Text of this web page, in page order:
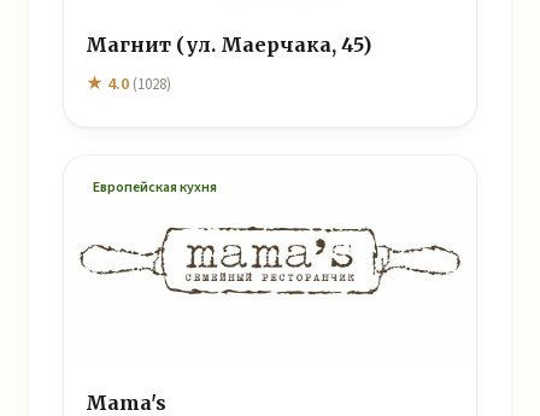
Магнит (ул. Маерчака, 45)
★ 4.0 (1028)
Европейская кухня
Mama's